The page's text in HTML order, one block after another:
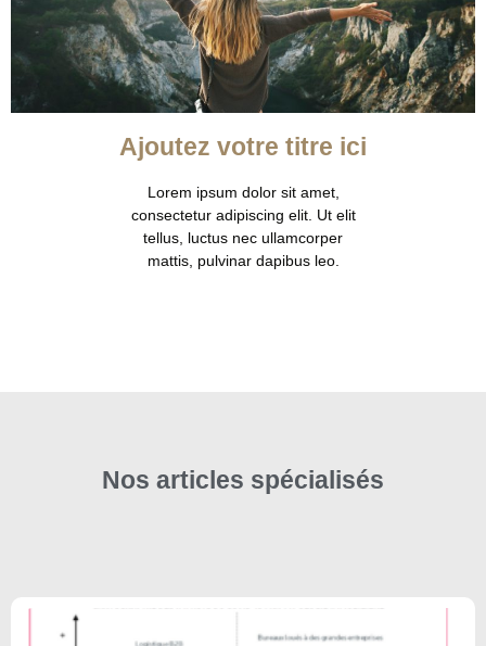
Ajoutez votre titre ici
Lorem ipsum dolor sit amet,
consectetur adipiscing elit. Ut elit
tellus, luctus nec ullamcorper
mattis, pulvinar dapibus leo.
Nos articles spécialisés